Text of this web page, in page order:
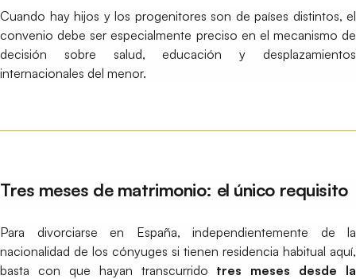
Cuando hay hijos y los progenitores son de países distintos, el
convenio debe ser especialmente preciso en el mecanismo de
decisión sobre salud, educación y desplazamientos
internacionales del menor.
Tres meses de matrimonio: el único requisito
Para divorciarse en España, independientemente de la
nacionalidad de los cónyuges si tienen residencia habitual aquí,
basta con que hayan transcurrido tres meses desde la